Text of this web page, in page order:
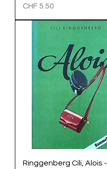
Preis
CHF 5.50
Ringgenberg Cili, Alois -